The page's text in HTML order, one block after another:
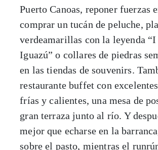
Puerto Canoas, reponer fuerzas
comprar un tucán de peluche,
verdeamarillas con la leyenda
Iguazú” o collares de piedras
en las tiendas de souvenirs.
restaurante buffet con
frías y calientes, una mesa de
gran terraza junto al río. Y
mejor que echarse en la
sobre el pasto, mientras el